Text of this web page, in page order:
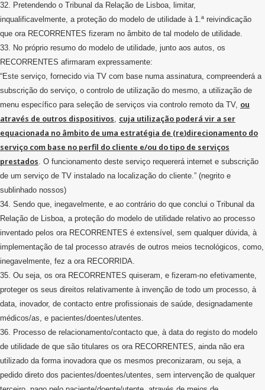
32. Pretendendo o Tribunal da Relação de Lisboa, limitar,
inqualificavelmente, a proteção do modelo de utilidade à 1.ª reivindicação
que ora RECORRENTES fizeram no âmbito de tal modelo de utilidade.
33. No próprio resumo do modelo de utilidade, junto aos autos, os
RECORRENTES afirmaram expressamente:
“Este serviço, fornecido via TV com base numa assinatura, compreenderá a
subscrição do serviço, o controlo de utilização do mesmo, a utilização de
menu específico para seleção de serviços via controlo remoto da TV, ou
através de outros dispositivos, cuja utilização poderá vir a ser
equacionada no âmbito de uma estratégia de (re)direcionamento do
serviço com base no perfil do cliente e/ou do tipo de serviços
prestados. O funcionamento deste serviço requererá internet e subscrição
de um serviço de TV instalado na localização do cliente.” (negrito e
sublinhado nossos)
34. Sendo que, inegavelmente, e ao contrário do que conclui o Tribunal da
Relação de Lisboa, a proteção do modelo de utilidade relativo ao processo
inventado pelos ora RECORRENTES é extensível, sem qualquer dúvida, à
implementação de tal processo através de outros meios tecnológicos, como,
inegavelmente, fez a ora RECORRIDA.
35. Ou seja, os ora RECORRENTES quiseram, e fizeram-no efetivamente,
proteger os seus direitos relativamente à invenção de todo um processo, à
data, inovador, de contacto entre profissionais de saúde, designadamente
médicos/as, e pacientes/doentes/utentes.
36. Processo de relacionamento/contacto que, à data do registo do modelo
de utilidade de que são titulares os ora RECORRENTES, ainda não era
utilizado da forma inovadora que os mesmos preconizaram, ou seja, a
pedido direto dos pacientes/doentes/utentes, sem intervenção de qualquer